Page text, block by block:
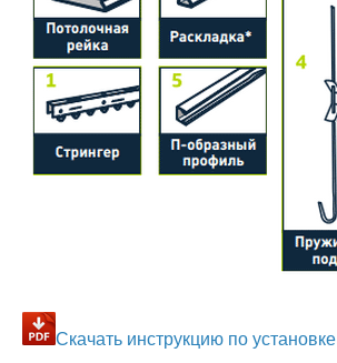
Скачать инструкцию по установке
Toyota
Volkswagen
УАЗ